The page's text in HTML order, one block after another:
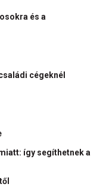
és a
cégeknél
így segíthetnek a